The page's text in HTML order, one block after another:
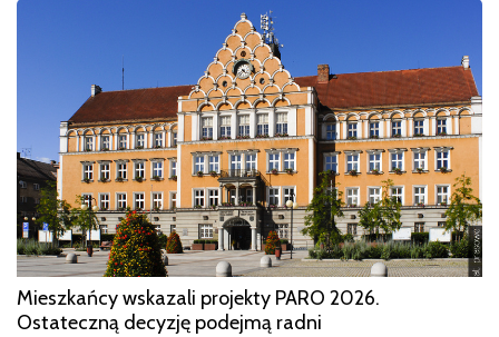
Mieszkańcy wskazali projekty PARO 2026.
Ostateczną decyzję podejmą radni